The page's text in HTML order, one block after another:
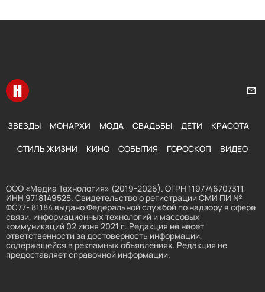
Перейти на главную
ЗВЕЗДЫ МОНАРХИ МОДА СВАДЬБЫ ДЕТИ КРАСОТА
СТИЛЬ ЖИЗНИ КИНО СОБЫТИЯ ГОРОСКОП ВИДЕО
ООО «Медиа Технология» (2019-2026). ОГРН 1197746707311,
ИНН 9718149525. Свидетельство о регистрации СМИ ПИ №
ФС77- 81184 выдано Федеральной службой по надзору в сфере
связи, информационных технологий и массовых
коммуникаций 02 июня 2021 г. Редакция не несет
ответственности за достоверность информации,
содержащейся в рекламных объявлениях. Редакция не
предоставляет справочной информации.